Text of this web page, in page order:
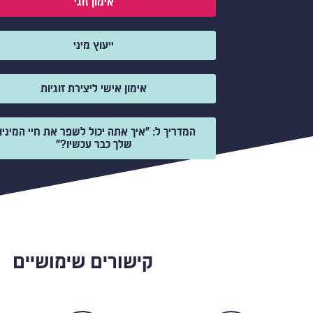
ייעוץ מיני
אימון אישי ליצירת זוגיות
המדריך ל: "איך אתה יכול לשפר את חיי
שלך כבר עכשיו?"
קישורים שימושיים